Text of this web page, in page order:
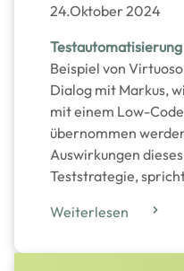
24.Oktober 2024
Testautomatisierung
Beispiel von
Dialog mit Markus,
mit einem Low-
übernommen
Auswirkungen
Teststrategie,
Weiterlesen